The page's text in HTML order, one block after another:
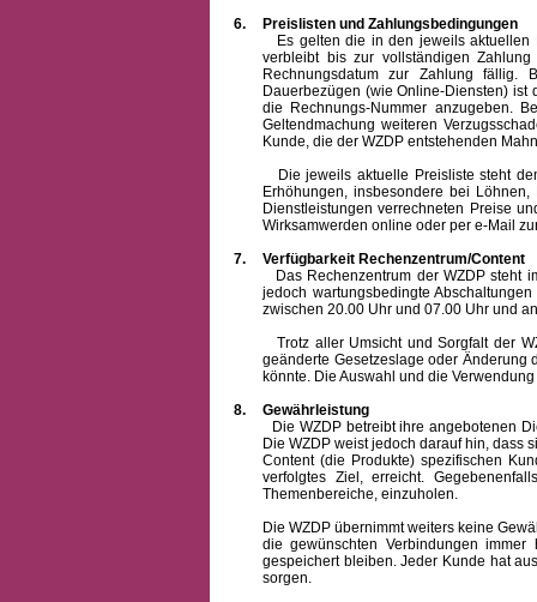
6.
Preislisten und Zahlungsbedingungen
Es gelten die in den jeweils aktuellen
verbleibt bis zur vollständigen
Rechnungsdatum zur Zahlung fällig.
Dauerbezügen (wie Online-Diensten)
die Rechnungs-Nummer anzugeben.
Geltendmachung weiteren
Kunde, die der WZDP entstehenden
Die jeweils aktuelle Preisliste steht dem
Erhöhungen, insbesondere bei
Dienstleistungen verrechneten Preise
Wirksamwerden online oder per e-Mail
7.
Verfügbarkeit Rechenzentrum/Content
Das Rechenzentrum der WZDP steht im
jedoch wartungsbedingte
zwischen 20.00 Uhr und 07.00 Uhr und
Trotz aller Umsicht und Sorgfalt der
geänderte Gesetzeslage oder Änderung
könnte. Die Auswahl und die
8.
Gewährleistung
Die WZDP betreibt ihre angebotenen
Die WZDP weist jedoch darauf hin, dass
Content (die Produkte) spezifischen
verfolgtes Ziel, erreicht.
Themenbereiche, einzuholen.
Die WZDP übernimmt weiters keine
die gewünschten Verbindungen
gespeichert bleiben. Jeder Kunde hat
sorgen.